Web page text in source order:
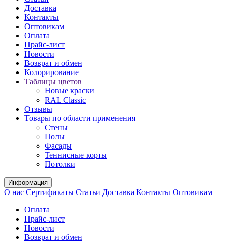
Доставка
Контакты
Оптовикам
Оплата
Прайс-лист
Новости
Возврат и обмен
Колорирование
Таблицы цветов
Новые краски
RAL Classic
Отзывы
Товары по области применения
Стены
Полы
Фасады
Теннисные корты
Потолки
Информация
О нас Сертификаты Статьи Доставка Контакты Оптовикам
Оплата
Прайс-лист
Новости
Возврат и обмен